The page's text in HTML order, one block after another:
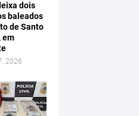
dois
baleados
de Santo
em
2026